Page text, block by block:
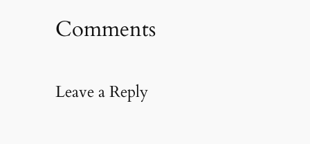
Comments
Leave a Reply